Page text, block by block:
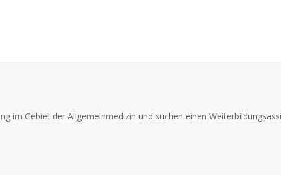
im Gebiet der Allgemeinmedizin und suchen einen